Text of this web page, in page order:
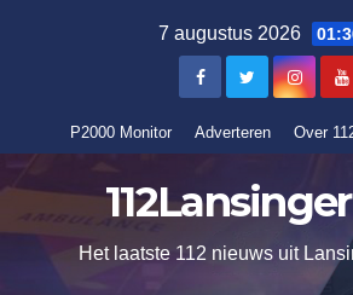
7 augustus 2026
P2000 Monitor Adverteren Over
Het laatste 112 nieuws uit